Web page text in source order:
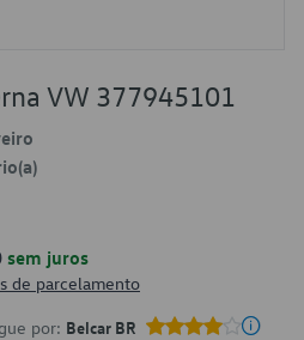
VW 377945101
sem juros
de parcelamento
por: Belcar BR